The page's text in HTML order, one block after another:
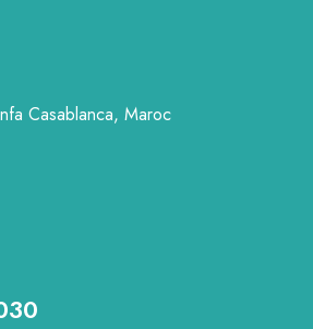
Casablanca, Maroc